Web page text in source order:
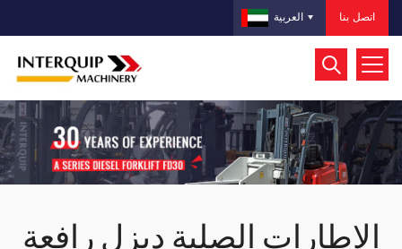
اتصل بنا العربية
الإطارات الصلبة ديزل رافعة